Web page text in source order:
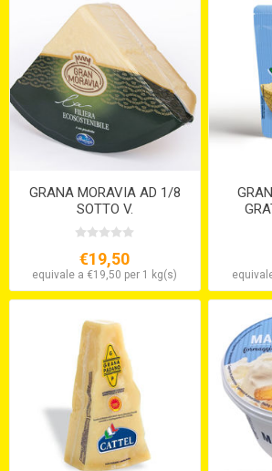
GRANA MORAVIA AD 1/8
SOTTO V.
€19,50
equivale a €19,50 per 1 kg(s)